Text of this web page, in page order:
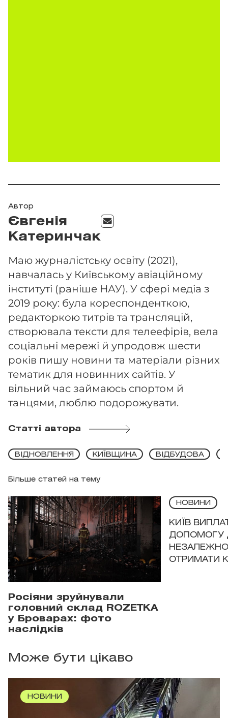
Автор
Євгенія
Катеринчак
Маю журналістську освіту (2021),
навчалась у Київському авіаційному
інституті (раніше НАУ). У сфері медіа з
2019 року: була кореспонденткою,
редакторкою титрів та трансляцій,
створювала тексти для телеефірів, вела
соціальні мережі й упродовж шести
років пишу новини та матеріали різних
тематик для новинних сайтів. У
вільний час займаюсь спортом й
танцями, люблю подорожувати.
Статті автора
Більше статей на тему
ВІДНОВЛЕННЯ КИЇВЩИНА ВІДБУДОВА
Росіяни зруйнували
головний склад ROZETKA
у Броварах: фото
наслідків
НОВИНИ
КИЇВ
ДОПОМОГУ
ОТРИМАТИ
Може бути цікаво
НОВИНИ